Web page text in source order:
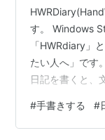
す。 Windows
「HWRdiary」
たい人へ」です
日記を書くと、
Surface』のよ
字認識(HWR
#手書きする #